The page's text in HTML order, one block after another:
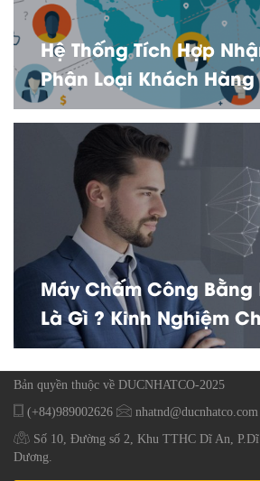
Hệ Thống Tích Hợp
Phân Loại Khách Hàng
Máy Chấm Công Bằng
Là Gì ? Kinh Nghiệm
Bản quyền thuộc về DUCNHATCO-2025
(+84)989002626
nhatnd@ducnhatco.com
Số 10, Đường số 2, Khu TTHC Dĩ An,
Dương.